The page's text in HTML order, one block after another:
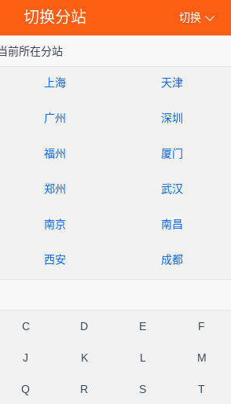
切换
切换分站
前所在分站
上海 天津
广州 深圳
福州 厦门
郑州 武汉
南京 南昌
西安 成都
C D E F
J K L M
Q R S T